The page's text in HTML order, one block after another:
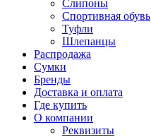
Слипоны
Спортивная обувь
Туфли
Шлепанцы
Распродажа
Сумки
Бренды
Доставка и оплата
Где купить
О компании
Реквизиты